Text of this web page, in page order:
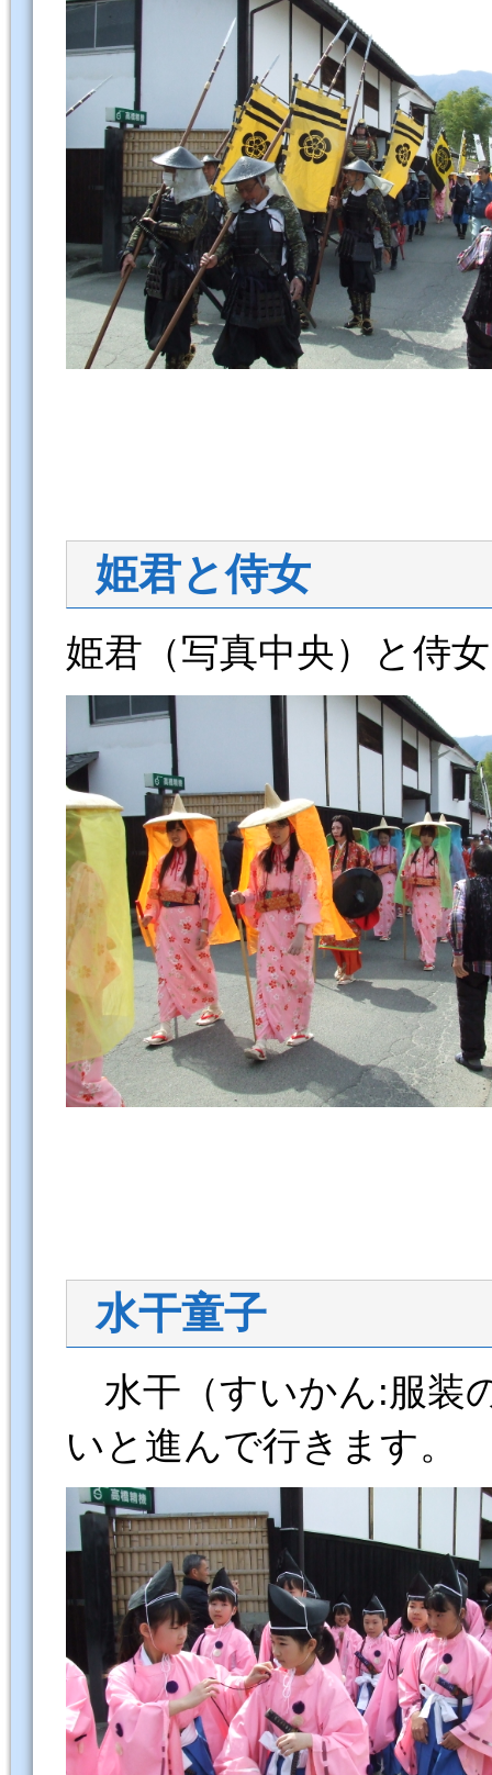
姫君と侍女
姫君（写真中央）と
水干童子
水干（すいかん:服装
いと進んで行きます。